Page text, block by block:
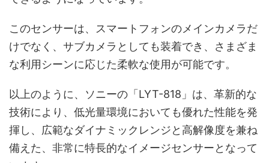
このセンサーは、スマートフォンのメインカメラだ
けでなく、サブカメラとしても装着でき、さまざま
な利用シーンに応じた柔軟な使用が可能です。
以上のように、ソニーの「LYT-818」は、革新的な
技術により、低光量環境においても優れた性能を発
揮し、広範なダイナミックレンジと高解像度を兼ね
備えた、非常に特長的なイメージセンサーとなって